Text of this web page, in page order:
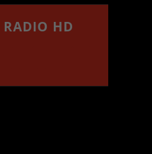
RADIO HD